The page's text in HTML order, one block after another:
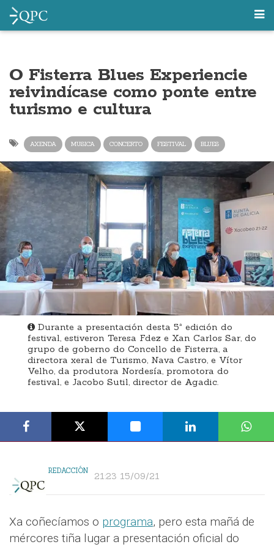
O Fisterra Blues Experiencie
reivindícase como ponte entre
turismo e cultura
AXENDA MUSICA CONCERTO FESTIVAL BLUES
Durante a presentación desta 5ª edición do
festival, estiveron Teresa Fdez e Xan Carlos Sar, do
grupo de goberno do Concello de Fisterra, a
directora xeral de Turismo, Nava Castro, e Vítor
Velho, da produtora Nordesía, promotora do
festival, e Jacobo Sutil, director de Agadic.
REDACCIÓN 21:23 15/09/21
Xa coñecíamos o programa, pero esta mañá de
mércores tiña lugar a presentación oficial do